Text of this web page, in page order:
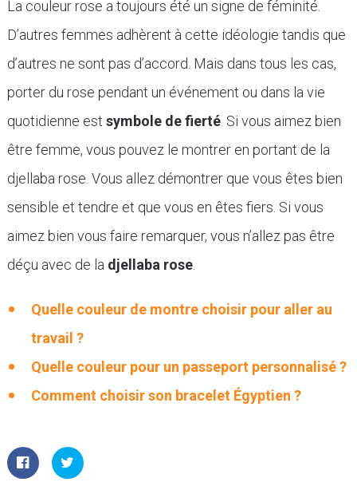
La couleur rose a toujours été un signe de féminité.
D’autres femmes adhèrent à cette idéologie tandis que
d’autres ne sont pas d’accord. Mais dans tous les cas,
porter du rose pendant un événement ou dans la vie
quotidienne est symbole de fierté. Si vous aimez bien
être femme, vous pouvez le montrer en portant de la
djellaba rose. Vous allez démontrer que vous êtes bien
sensible et tendre et que vous en êtes fiers. Si vous
aimez bien vous faire remarquer, vous n’allez pas être
déçu avec de la djellaba rose.
Quelle couleur de montre choisir pour aller au
travail ?
Quelle couleur pour un passeport personnalisé ?
Comment choisir son bracelet Égyptien ?